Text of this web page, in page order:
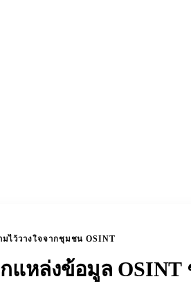
มไว้วางใจจากชุมชน OSINT
แหล่งข้อมูล OSINT